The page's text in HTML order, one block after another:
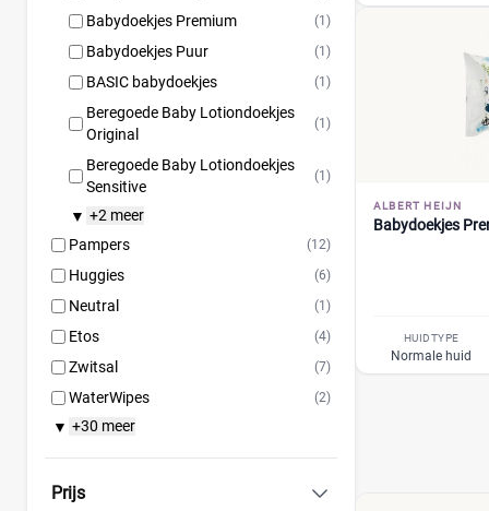
Babydoekjes Premium (1)
Babydoekjes Puur (1)
BASIC babydoekjes (1)
Beregoede Baby Lotiondoekjes
Original
(1)
Beregoede Baby Lotiondoekjes
Sensitive
(1)
▼ +2 meer
Pampers
(12)
Huggies (6)
Neutral (1)
Etos (4)
Zwitsal (7)
WaterWipes (2)
Attitude
Bambo Nature (2)
Bonbébé (5)
▼ +30 meer
Prijs
ALBERT HEIJN
Babydoekjes
HUIDTYPE
Normale huid